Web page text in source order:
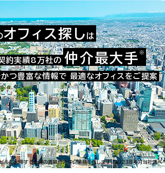
オフィス探し は
約実績8万社の 仲介最大手 ※
つ豊富な情報で 最適なオフィスをご提案
ルに付帯する一連の賃貸借の仲介業務を指します。2023年4月当社調べ